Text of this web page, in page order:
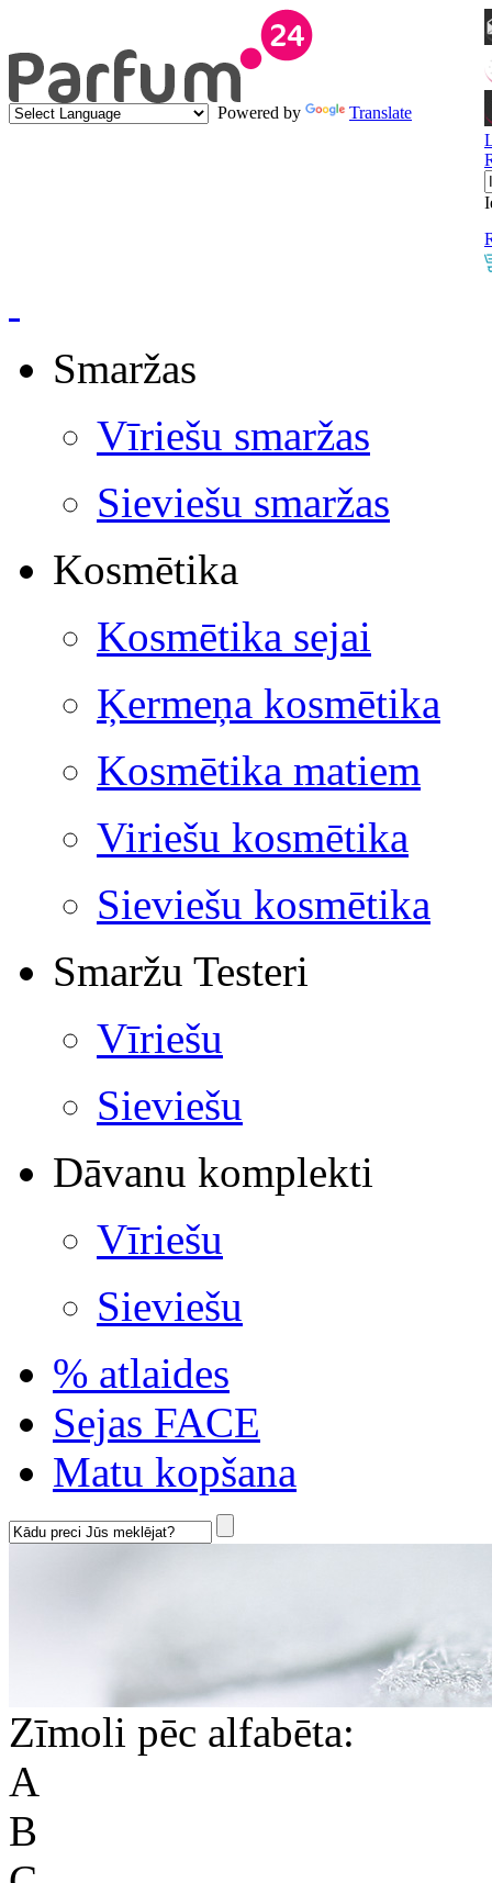
Powered by
Translate
Smaržas
Vīriešu smaržas
Sieviešu smaržas
Kosmētika
Kosmētika sejai
Ķermeņa kosmētika
Kosmētika matiem
Viriešu kosmētika
Sieviešu kosmētika
Smaržu Testeri
Vīriešu
Sieviešu
Dāvanu komplekti
Vīriešu
Sieviešu
% atlaides
Sejas FACE
Matu kopšana
Zīmoli pēc alfabēta:
A
B